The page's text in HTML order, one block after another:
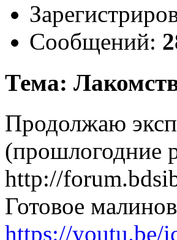
Сообщений:
Тема:
Продолжаю
(прошлогодние
http://
Готовое
https://youtu.be/